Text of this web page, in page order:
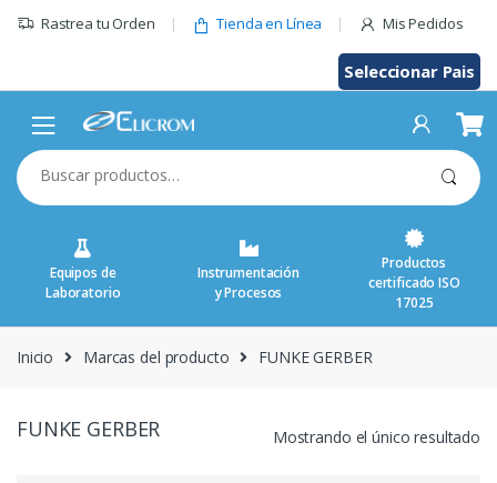
Rastrea tu Orden Tienda en Línea Mis Pedidos
Seleccionar Pais
Buscar
por:
Equipos de
Laboratorio
Instrumentación
y Procesos
Productos
certificado ISO
17025
Inicio Marcas del producto FUNKE GERBER
FUNKE GERBER Mostrando el único resultado